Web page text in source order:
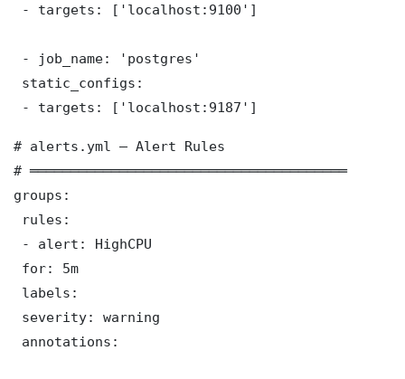
- targets: ['localhost:9100']
- job_name: 'postgres'
static_configs:
- targets: ['localhost:9187']
# alerts.yml — Alert Rules
# ═══════════════════════════════════════
groups:
rules:
- alert: HighCPU
for: 5m
labels:
severity: warning
annotations: